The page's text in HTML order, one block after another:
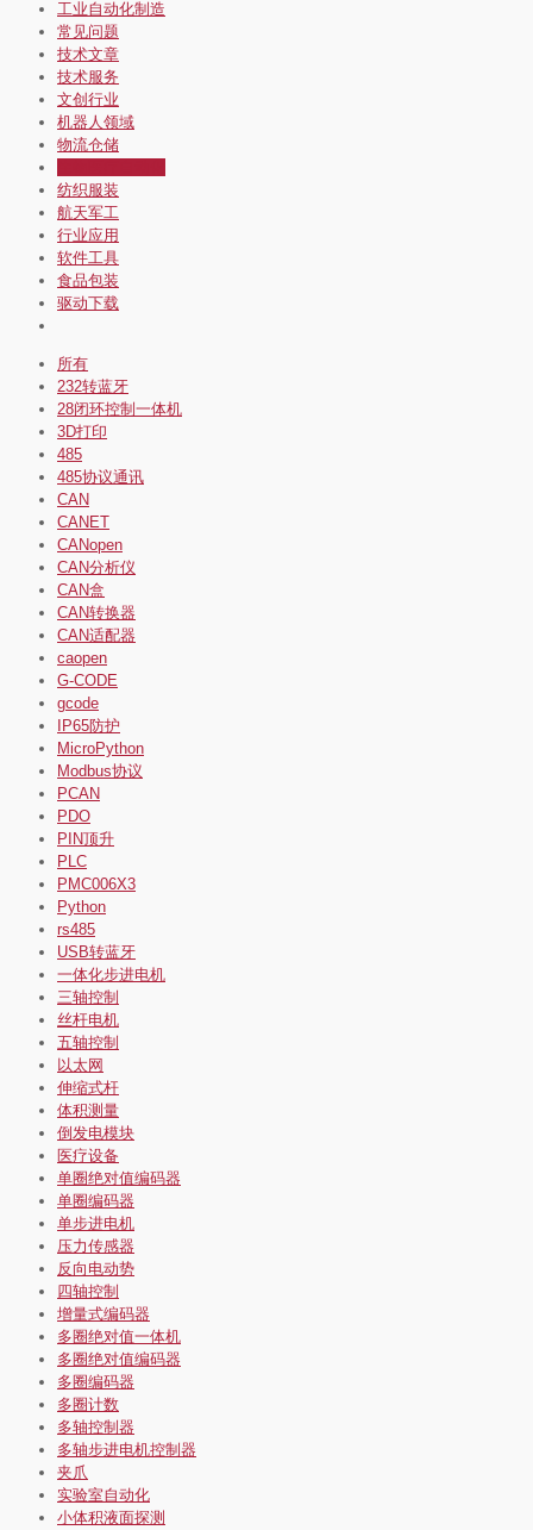
工业自动化制造
常见问题
技术文章
技术服务
文创行业
机器人领域
物流仓储
纺织服装
航天军工
行业应用
软件工具
食品包装
驱动下载
所有
232转蓝牙
28闭环控制一体机
3D打印
485
485协议通讯
CAN
CANET
CANopen
CAN分析仪
CAN盒
CAN转换器
CAN适配器
caopen
G-CODE
gcode
IP65防护
MicroPython
Modbus协议
PCAN
PDO
PIN顶升
PLC
PMC006X3
Python
rs485
USB转蓝牙
一体化步进电机
三轴控制
丝杆电机
五轴控制
以太网
伸缩式杆
体积测量
倒发电模块
医疗设备
单圈绝对值编码器
单圈编码器
单步进电机
压力传感器
反向电动势
四轴控制
增量式编码器
多圈绝对值一体机
多圈绝对值编码器
多圈编码器
多圈计数
多轴控制器
多轴步进电机控制器
夹爪
实验室自动化
小体积液面探测